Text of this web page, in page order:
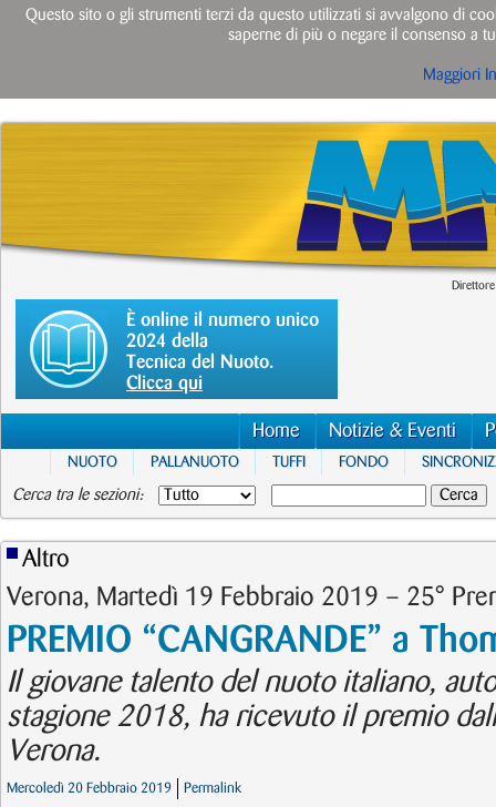
È online il numero unico
2024 della
Tecnica del Nuoto.
Clicca qui
Home Notizie & Eventi
NUOTO PALLANUOTO TUFFI FONDO
Cerca tra le sezioni:
Altro
Verona, Martedì 19 Febbraio 2019 – 25°
PREMIO “CANGRANDE” a
Il giovane talento del nuoto italiano,
stagione 2018, ha ricevuto il premio
Verona.
Mercoledì 20 Febbraio 2019 Permalink
Questo sito o gli strumenti terzi da questo utilizzati si avvalgono di
saperne di più o negare il consenso a
Maggiori